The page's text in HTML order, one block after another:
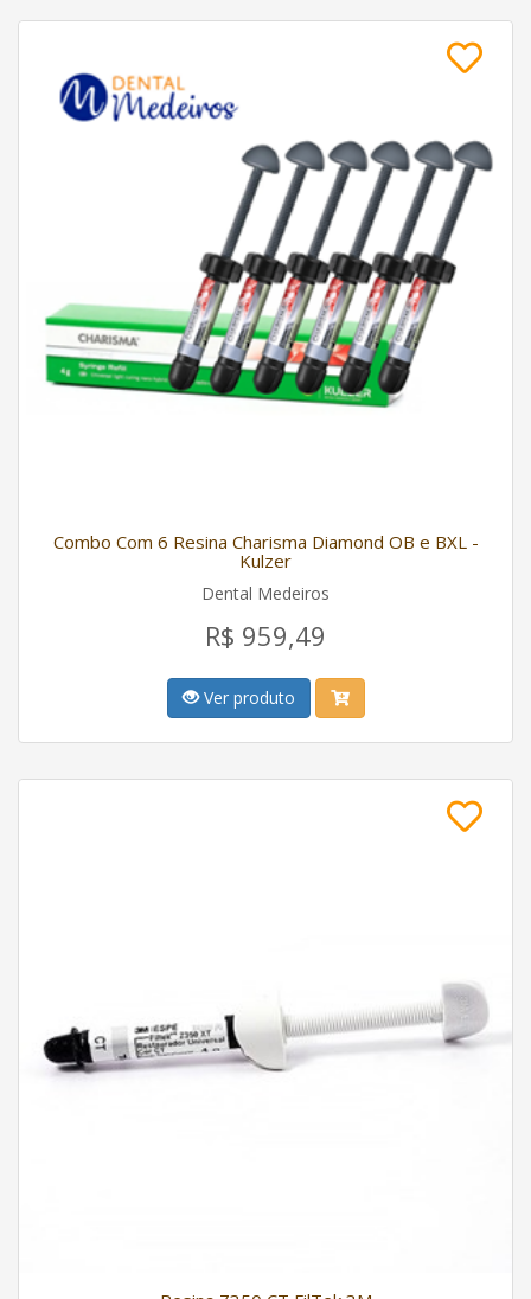
Combo Com 6 Resina Charisma Diamond OB e BXL -
Kulzer
Dental Medeiros
R$ 959,49
Ver produto